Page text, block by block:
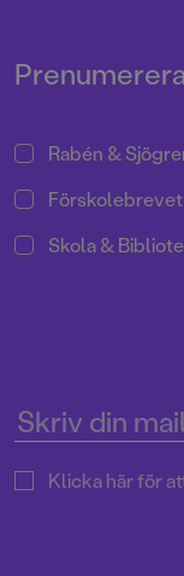
Rabén &
Förskolebrevet
Skola &
Klicka här för